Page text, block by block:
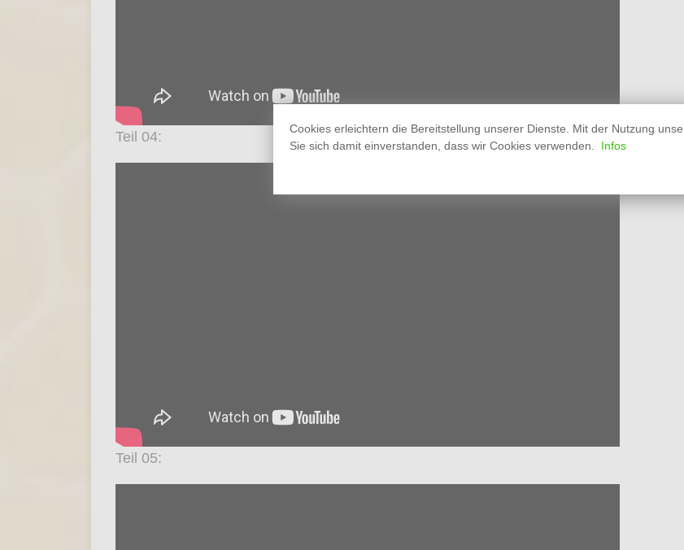
Teil 04:
Teil 05:
Cookies erleichtern die Bereitstellung unserer Dienste. Mit der Nutzung
Sie sich damit einverstanden, dass wir Cookies verwenden.
Infos